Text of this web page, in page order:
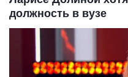
должность в вузе